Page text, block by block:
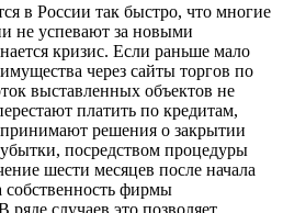
в России так быстро, что многие
не успевают за новыми
кризис. Если раньше мало
через сайты торгов по
выставленных объектов не
платить по кредитам,
решения о закрытии
посредством процедуры
шести месяцев после начала
собственность фирмы
ряде случаев это позволяет